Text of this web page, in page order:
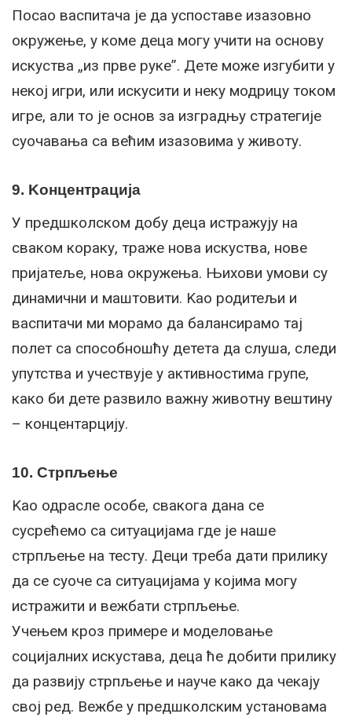
Посао васпитача је да успоставе изазовно
окружење, у коме деца могу учити на основу
искуства „из прве руке”. Дете може изгубити у
некој игри, или искусити и неку модрицу током
игре, али то је основ за изградњу стратегије
суочавања са већим изазовима у животу.
9. Kонцентрација
У предшколском добу деца истражују на
сваком кораку, траже нова искуства, нове
пријатеље, нова окружења. Њихови умови су
динамични и маштовити. Kао родитељи и
васпитачи ми морамо да балансирамо тај
полет са способношћу детета да слуша, следи
упутства и учествује у активностима групе,
како би дете развило важну животну вештину
– концентарцију.
10. Стрпљење
Kао одрасле особе, свакога дана се
сусрећемо са ситуацијама где је наше
стрпљење на тесту. Деци треба дати прилику
да се суоче са ситуацијама у којима могу
истражити и вежбати стрпљење.
Учењем кроз примере и моделовање
социјалних искустава, деца ће добити прилику
да развију стрпљење и науче како да чекају
свој ред. Вежбе у предшколским установама